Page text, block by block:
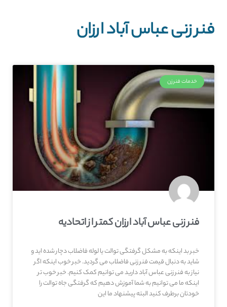
فنر زنی عباس آباد ارزان
خدمات فنرزن
فنر زنی عباس آباد ارزان کمتر از اتحادیه
خبر بد اینکه به مشکل گرفتگی توالت یا لوله فاضلاب دچار شده اید و
شاید به دنبال قیمت فنر زنی فاضلاب می گردید. خبر خوب اینکه اگر
نیاز به فنر زنی عباس آباد دارید می توانیم کمک کنیم. خبر خوب تر
اینکه ما می توانیم به شما آموزش دهیم که گرفتگی جاه توالت را
خودتان برطرف کنید البته پیشنهاد ما این